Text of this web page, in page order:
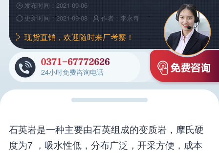
发布时间：2021-09-06
更新时间：2021-09-08
作者：李永奇
现货直销，欢迎随时来厂考察！
24小时免费咨询电话
石英岩是一种主要由石英组成的变质岩，摩氏硬
度为7 ，吸水性低，分布广泛，开采方便，成本